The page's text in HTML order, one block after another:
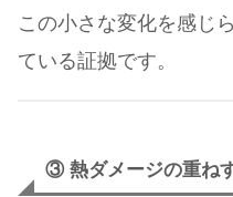
この小さな変化を感じ
ている証拠です。
③ 熱ダメージの重ね